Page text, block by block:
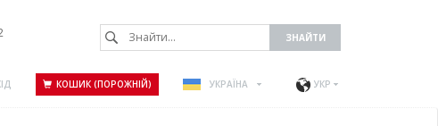
КОШИК (ПОРОЖНІЙ) УКРАЇНА УКР